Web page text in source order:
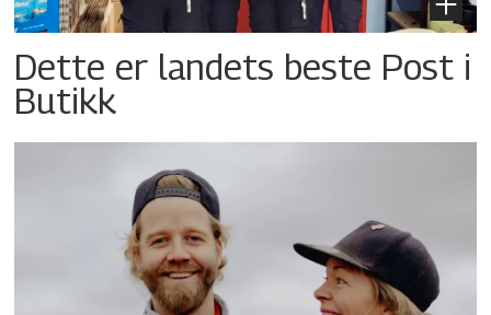
Dette er landets beste Post i
Butikk